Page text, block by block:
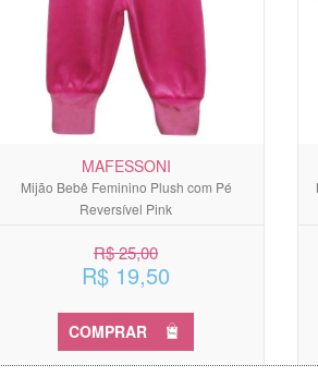
MAFESSONI
Mijão Bebê Feminino Plush com Pé
Reversível Pink
R$ 25,00
R$ 19,50
COMPRAR